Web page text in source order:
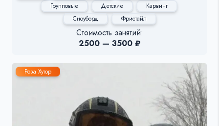
Групповые Детские
Карвинг
Сноуборд
Фристайл
Стоимость занятий:
2500 — 3500 ₽
Роза Хутор